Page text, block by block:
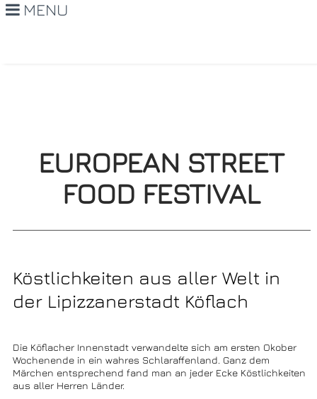
MENU
EUROPEAN STREET
FOOD FESTIVAL
Köstlichkeiten aus aller Welt in
der Lipizzanerstadt Köflach
Die Köflacher Innenstadt verwandelte sich am ersten Okober
Wochenende in ein wahres Schlaraffenland. Ganz dem
Märchen entsprechend fand man an jeder Ecke Köstlichkeiten
aus aller Herren Länder.